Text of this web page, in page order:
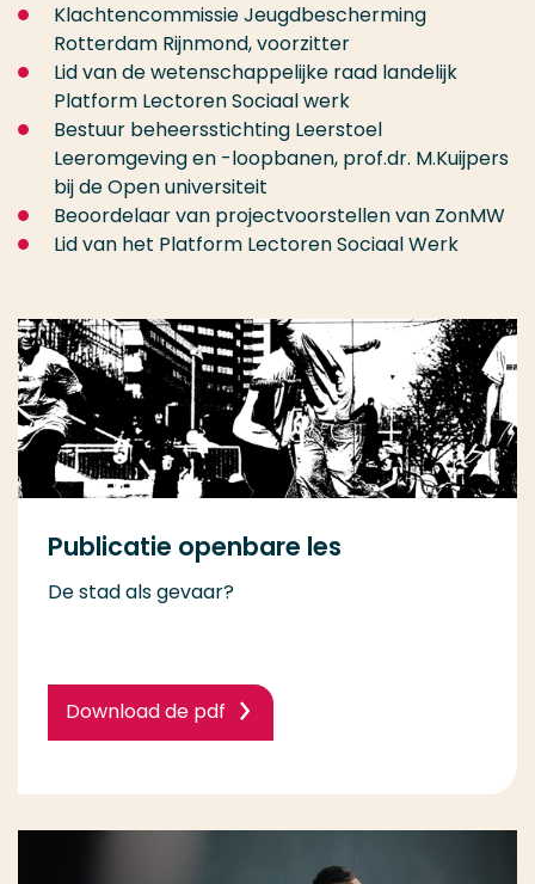
Klachtencommissie Jeugdbescherming
Rotterdam Rijnmond, voorzitter
Lid van de wetenschappelijke raad landelijk
Platform Lectoren Sociaal werk
Bestuur beheersstichting Leerstoel
Leeromgeving en -loopbanen, prof.dr. M.Kuijpers
bij de Open universiteit
Beoordelaar van projectvoorstellen van ZonMW
Lid van het Platform Lectoren Sociaal Werk
Publicatie openbare les
De stad als gevaar?
Download de pdf